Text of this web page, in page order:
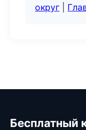
округ
Бесплатный